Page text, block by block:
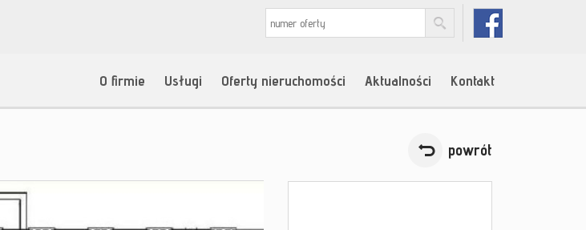
O firmie Usługi Oferty nieruchomości Aktualności Kontakt
powrót